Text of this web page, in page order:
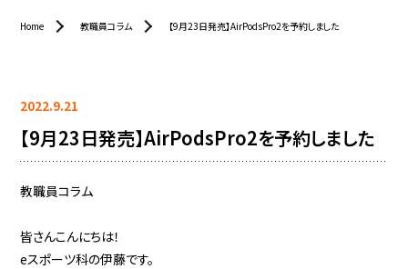
Home 教職員コラム 【9月23日発売】AirPodsPro2を予約しました
2022.9.21
【9月23日発売】AirPodsPro2を予約しました
教職員コラム
皆さんこんにちは！
eスポーツ科の伊藤です。